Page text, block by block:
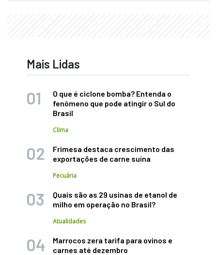
Mais Lidas
O que é ciclone bomba? Entenda o
fenômeno que pode atingir o Sul do
Brasil
Clima
Frimesa destaca crescimento das
exportações de carne suína
Pecuária
Quais são as 29 usinas de etanol de
milho em operação no Brasil?
Atualidades
Marrocos zera tarifa para ovinos e
carnes até dezembro